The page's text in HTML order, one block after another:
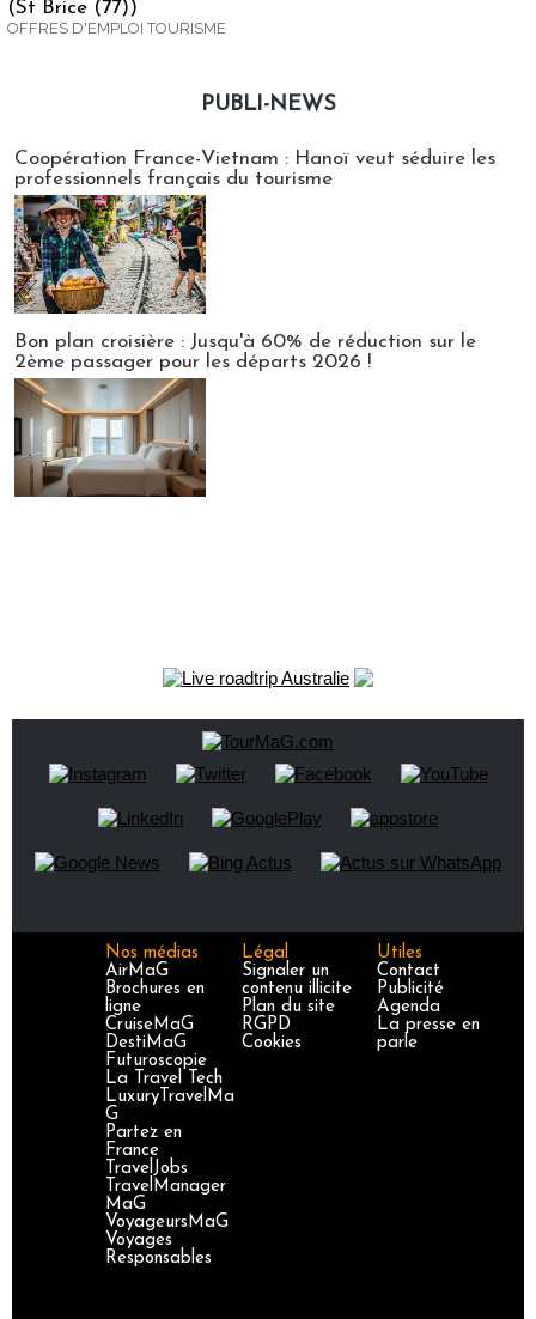
(St Brice (77))
OFFRES D'EMPLOI TOURISME
PUBLI-NEWS
Coopération France-Vietnam : Hanoï veut séduire les
professionnels français du tourisme
Bon plan croisière : Jusqu'à 60% de réduction sur le
2ème passager pour les départs 2026 !
Nos médias
AirMaG
Brochures en
ligne
CruiseMaG
DestiMaG
Futuroscopie
La Travel Tech
LuxuryTravelMa
G
Partez en
France
TravelJobs
TravelManager
MaG
VoyageursMaG
Voyages
Responsables
Légal
Signaler un
contenu illicite
Plan du site
RGPD
Cookies
Utiles
Contact
Publicité
Agenda
La presse en
parle